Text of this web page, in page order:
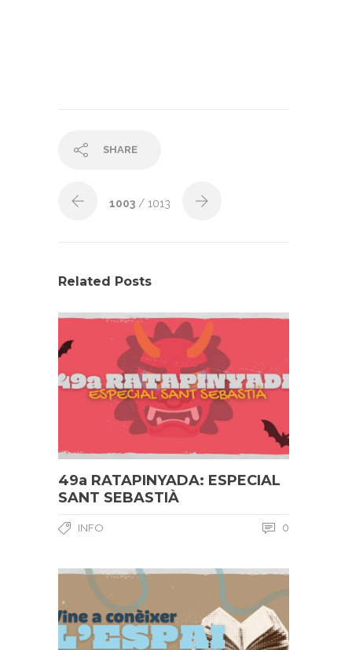
SHARE
1003 / 1013
Related Posts
49a RATAPINYADA: ESPECIAL
SANT SEBASTIÀ
INFO 0